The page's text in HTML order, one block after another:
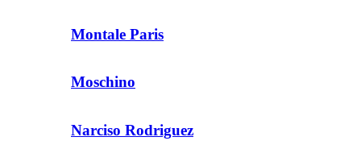
Montale Paris
Moschino
Narciso Rodriguez